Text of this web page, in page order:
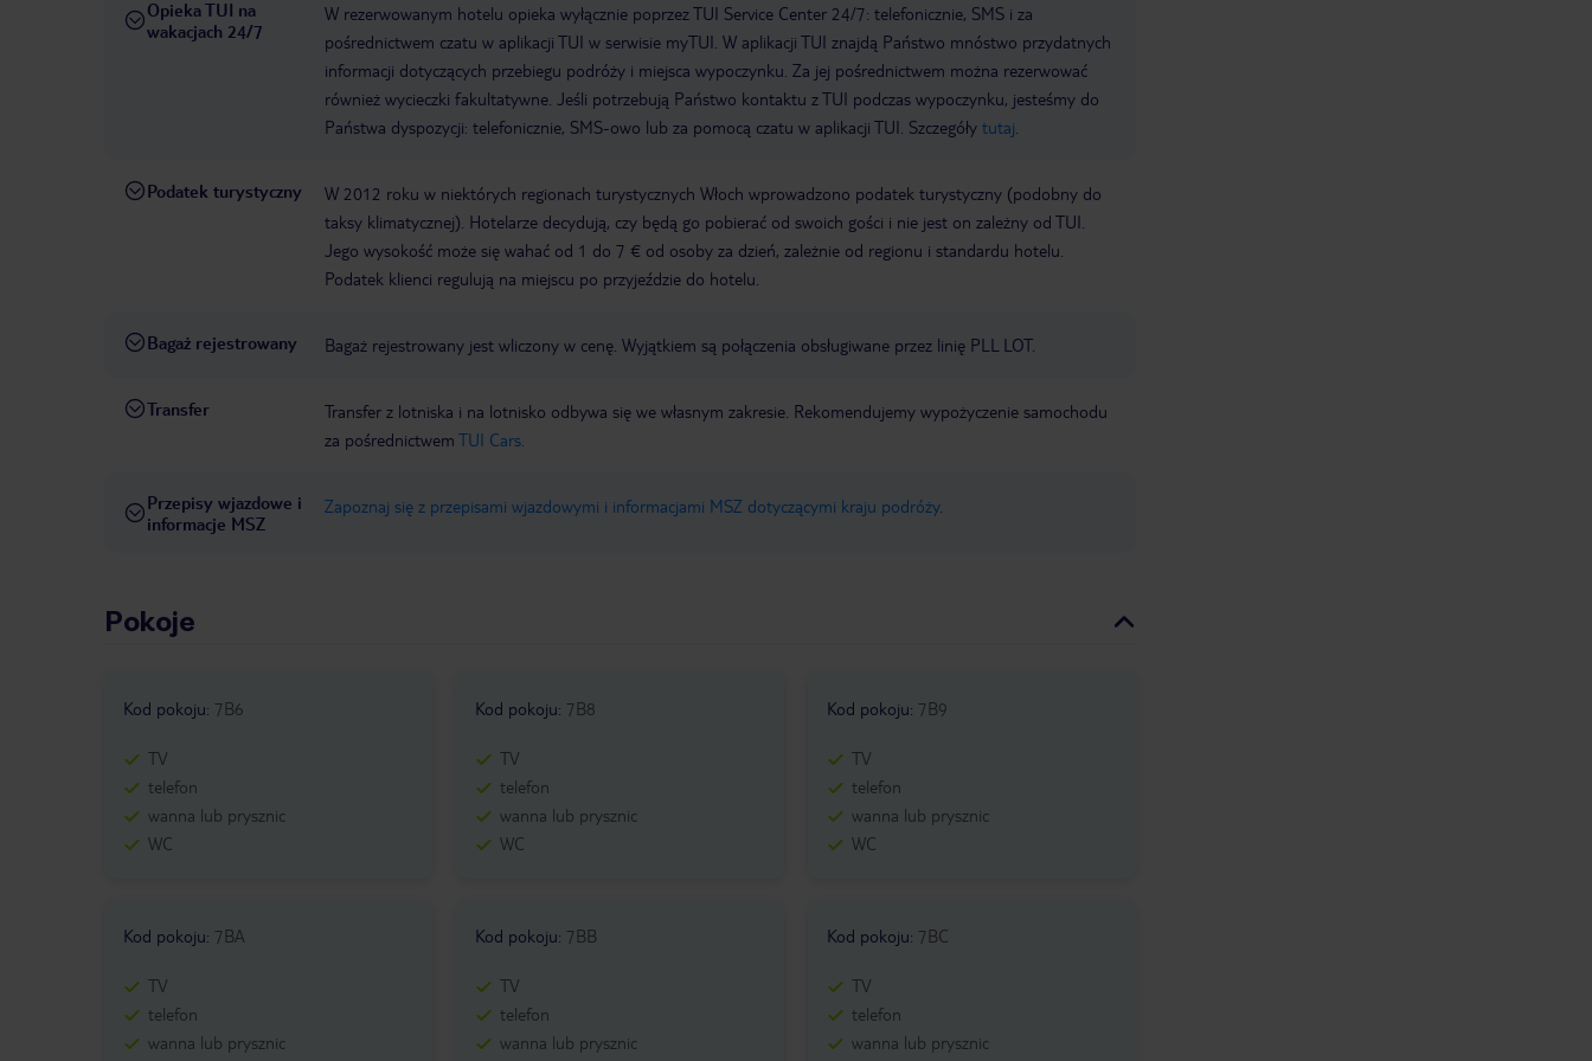
Opieka TUI na
wakacjach 24/7
W rezerwowanym hotelu opieka wyłącznie poprzez TUI Service Center 24/7: telefonicznie, SMS i za
pośrednictwem czatu w aplikacji TUI w serwisie myTUI. W aplikacji TUI znajdą Państwo mnóstwo przydatnych
informacji dotyczących przebiegu podróży i miejsca wypoczynku. Za jej pośrednictwem można rezerwować
również wycieczki fakultatywne. Jeśli potrzebują Państwo kontaktu z TUI podczas wypoczynku, jesteśmy do
Państwa dyspozycji: telefonicznie, SMS-owo lub za pomocą czatu w aplikacji TUI. Szczegóły tutaj
Podatek turystyczny
W 2012 roku w niektórych regionach turystycznych Włoch wprowadzono podatek turystyczny (podobny do
taksy klimatycznej). Hotelarze decydują, czy będą go pobierać od swoich gości i nie jest on zależny od TUI.
Jego wysokość może się wahać od 1 do 7 € od osoby za dzień, zależnie od regionu i standardu hotelu.
Podatek klienci regulują na miejscu po przyjeździe do hotelu.
Bagaż rejestrowany Bagaż rejestrowany jest wliczony w cenę. Wyjątkiem są połączenia obsługiwane przez linię PLL LOT.
Transfer
Transfer z lotniska i na lotnisko odbywa się we własnym zakresie. Rekomendujemy wypożyczenie samochodu
za pośrednictwem TUI Cars.
Przepisy wjazdowe i
informacje MSZ
Zapoznaj się z przepisami wjazdowymi i informacjami MSZ dotyczącymi kraju podróży.
Pokoje
Kod pokoju: 7B6
TV
telefon
wanna lub prysznic
WC
Kod pokoju: 7B8
TV
telefon
wanna lub prysznic
WC
Kod pokoju: 7B9
TV
telefon
wanna lub prysznic
WC
Kod pokoju: 7BA
TV
telefon
wanna lub prysznic
Kod pokoju: 7BB
TV
telefon
wanna lub prysznic
Kod pokoju: 7BC
TV
telefon
wanna lub prysznic